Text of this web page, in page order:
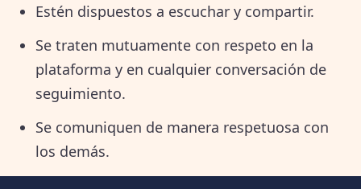
Estén dispuestos a escuchar y compartir.
Se traten mutuamente con respeto en la
plataforma y en cualquier conversación de
seguimiento.
Se comuniquen de manera respetuosa con
los demás.